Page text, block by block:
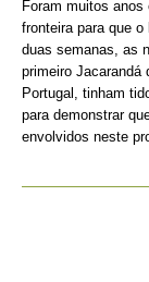
Foram muitos
fronteira para que
duas semanas, as
primeiro Jacarandá
Portugal, tinham
para demonstrar
envolvidos neste